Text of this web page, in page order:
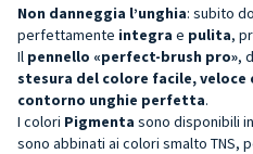
Non danneggia l’unghia: subito
perfettamente integra e pulita,
Il pennello «perfect-brush pro»,
stesura del colore facile,
contorno unghie perfetta.
I colori Pigmenta sono disponibili
sono abbinati ai colori smalto TNS,